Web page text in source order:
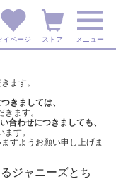
イページ ストア メニュー
ます。
きましては、
きます。
合わせにつきましても、
す。
すようお願い申し上げま
ジャニーズとち